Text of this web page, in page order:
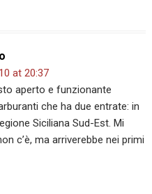
at 20:37
aperto e funzionante
che ha due entrate: in
Siciliana Sud-Est. Mi
c’è, ma arriverebbe nei primi